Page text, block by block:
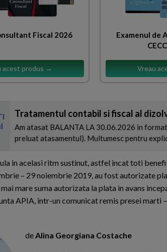
Fiscal 2026
acest produs →
Examenul de
Vreau
Tratamentul contabil si fiscal al
Am atasat BALANTA LA 30.06.2026 in
preluat atasamentul). Multumesc pentru
in acelasi ritm sustinut, astfel incat toti
– 29 noiembrie 2019, au fost autorizate
mare suma autorizata la plata in avans
APIA, intr-un comunicat remis presei marti
deAlina Georgiana Costache